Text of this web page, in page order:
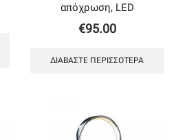
απόχρωση, LED
€95.00
ΔΙΑΒΆΣΤΕ ΠΕΡΙΣΣΌΤΕΡΑ